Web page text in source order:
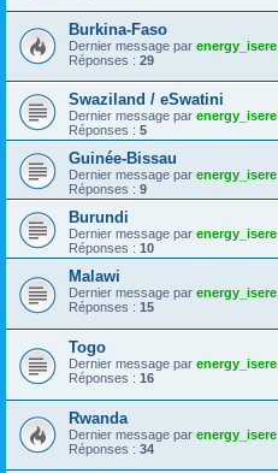
Burkina-Faso
Dernier message par energy_isere
Réponses : 29
Swaziland / eSwatini
Dernier message par energy_isere
Réponses : 5
Guinée-Bissau
Dernier message par energy_isere
Réponses : 9
Burundi
Dernier message par energy_isere
Réponses : 10
Malawi
Dernier message par energy_isere
Réponses : 15
Togo
Dernier message par energy_isere
Réponses : 16
Rwanda
Dernier message par energy_isere
Réponses : 34